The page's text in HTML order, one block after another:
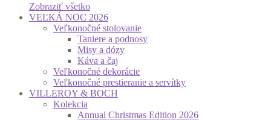
Zobraziť všetko
VEĽKÁ NOC 2026
Veľkonočné stolovanie
Taniere a podnosy
Misy a dózy
Káva a čaj
Veľkonočné dekorácie
Veľkonočné prestieranie a servítky
VILLEROY & BOCH
Kolekcia
Annual Christmas Edition 2026